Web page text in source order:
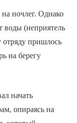
ночлег. Однако
воды (неприятель
отряду пришлось
на берегу
начать
опираясь на